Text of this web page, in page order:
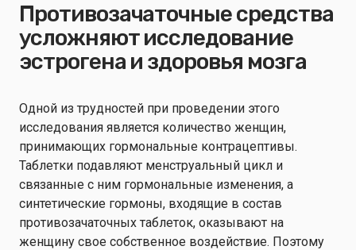
Противозачаточные средства
усложняют исследование
эстрогена и здоровья мозга
Одной из трудностей при проведении этого
исследования является количество женщин,
принимающих гормональные контрацептивы.
Таблетки подавляют менструальный цикл и
связанные с ним гормональные изменения, а
синтетические гормоны, входящие в состав
противозачаточных таблеток, оказывают на
женщину свое собственное воздействие. Поэтому